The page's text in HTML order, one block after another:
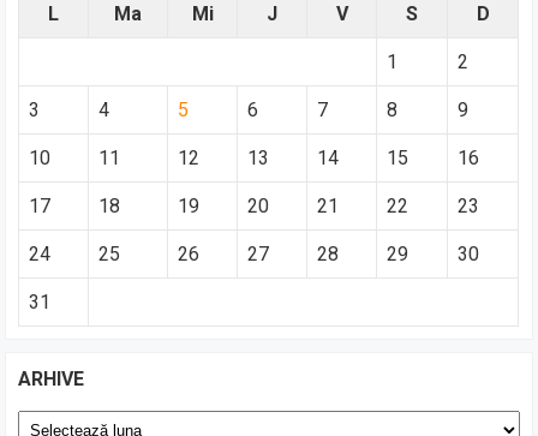
L Ma Mi J V S D
1 2
3 4 5 6 7 8 9
10 11 12 13 14 15 16
17 18 19 20 21 22 23
24 25 26 27 28 29 30
31
ARHIVE
Arhive